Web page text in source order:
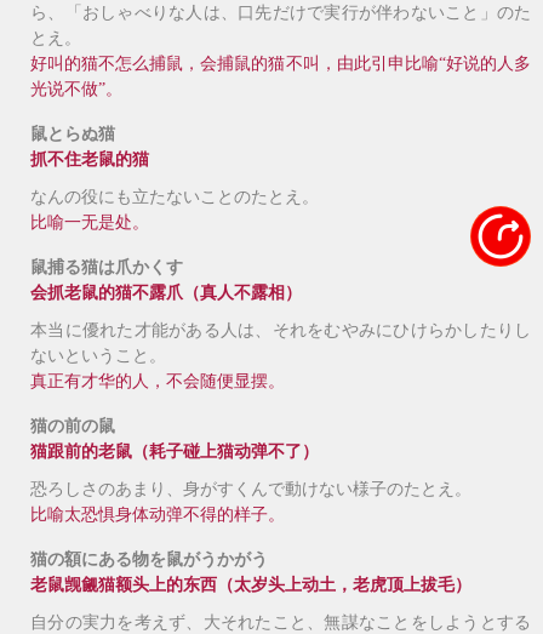
ら、「おしゃべりな人は、口先だけで実行が伴わないこと」のた
とえ。
好叫的猫不怎么捕鼠，会捕鼠的猫不叫，由此引申比喻“好说的人多
光说不做”。
鼠とらぬ猫
抓不住老鼠的猫
なんの役にも立たないことのたとえ。
比喻一无是处。
鼠捕る猫は爪かくす
会抓老鼠的猫不露爪（真人不露相）
本当に優れた才能がある人は、それをむやみにひけらかしたりし
ないということ。
真正有才华的人，不会随便显摆。
猫の前の鼠
猫跟前的老鼠 （耗子碰上猫动弹不了）
恐ろしさのあまり、身がすくんで動けない様子のたとえ。
比喻太恐惧身体动弹不得的样子。
猫の額にある物を鼠がうかがう
老鼠觊觎猫额头上的东西（太岁头上动土，老虎顶上拔毛）
自分の実力を考えず、大それたこと、無謀なことをしようとする